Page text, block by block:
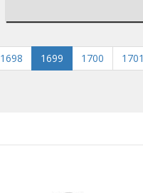
1698 1699 1700 1701